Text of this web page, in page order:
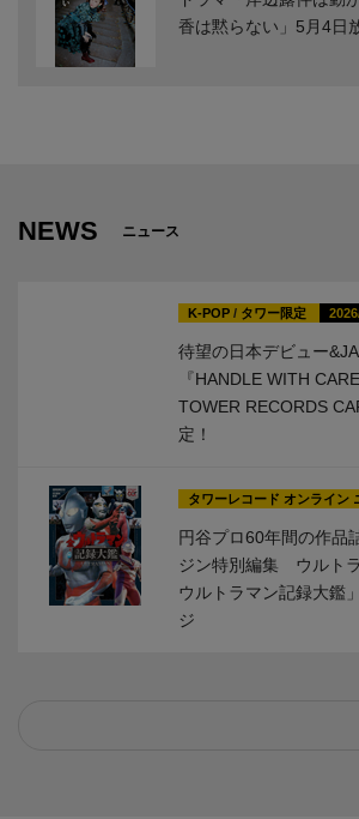
香は黙らない」5月4日
NEWS ニュース
K-POP / タワー限定
待望の日本デビュー
『HANDLE WITH
TOWER RECORDS
定！
タワーレコード オンライン
円谷プロ60年間の作品
ジン特別編集 ウルト
ウルトラマン記録大鑑
ジ